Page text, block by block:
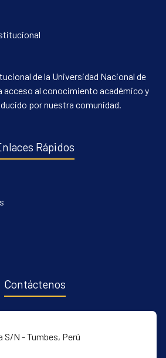
de la Universidad Nacional de
acceso al conocimiento académico y
por nuestra comunidad.
Rápidos
Contáctenos
S/N - Tumbes, Perú